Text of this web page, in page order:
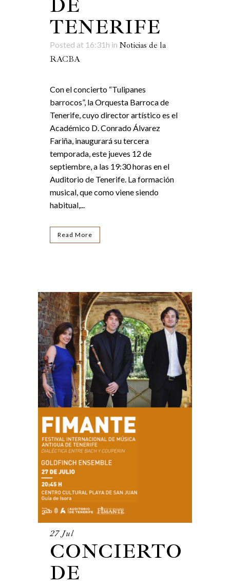
DE
TENERIFE
Posted at 16:31h in Noticias de la
RACBA
Con el concierto “Tulipanes
barrocos”, la Orquesta Barroca de
Tenerife, cuyo director artístico es el
Académico D. Conrado Álvarez
Fariña, inaugurará su tercera
temporada, este jueves 12 de
septiembre, a las 19:30 horas en el
Auditorio de Tenerife. La formación
musical, que como viene siendo
habitual,...
Read More
27 Jul
CONCIERTO
DE